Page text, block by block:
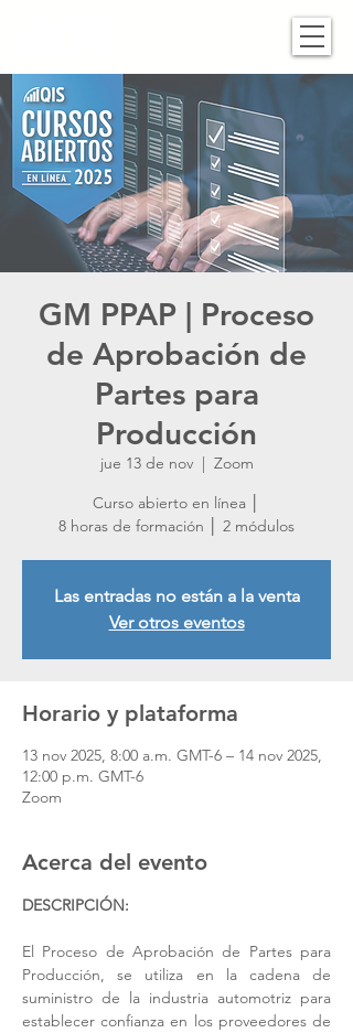
GM PPAP | Proceso
de Aprobación de
Partes para
Producción
jue 13 de nov
  |
Zoom
Curso abierto en línea │
8 horas de formación │ 2 módulos
Las entradas no están a la venta
Ver otros eventos
Horario y plataforma
13 nov 2025, 8:00 a.m. GMT-6 – 14 nov 2025,
12:00 p.m. GMT-6
Zoom
Acerca del evento
DESCRIPCIÓN:
El Proceso de Aprobación de Partes para
Producción, se utiliza en la cadena de
suministro de la industria automotriz para
establecer confianza en los proveedores de